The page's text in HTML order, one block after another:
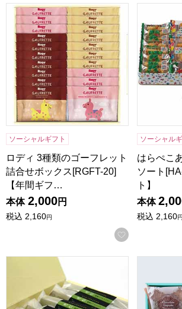
ロディ 3種類のゴーフレット詰合せボッ
ソーシャルギフト
ロディ 3種類のゴーフレット
詰合せボックス[RGFT-20]
【年間ギフ…
本体 2,000円
税込 2,160円
お気に入り
ソーシャル
はらぺこ
ソート
ト】
本体
税込 2,160円
京都宇治 茶游堂 抹茶フィナンシェ 老松